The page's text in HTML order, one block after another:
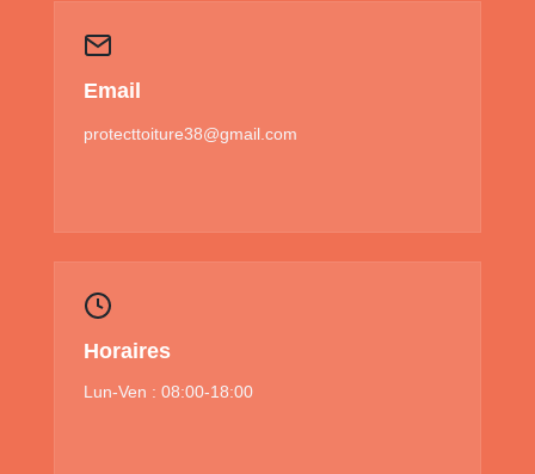
Email
protecttoiture38@gmail.com
Horaires
Lun-Ven : 08:00-18:00